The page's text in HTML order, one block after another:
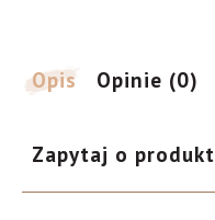
włosów,
350
Opis Opinie (0)
Zapytaj o produkt